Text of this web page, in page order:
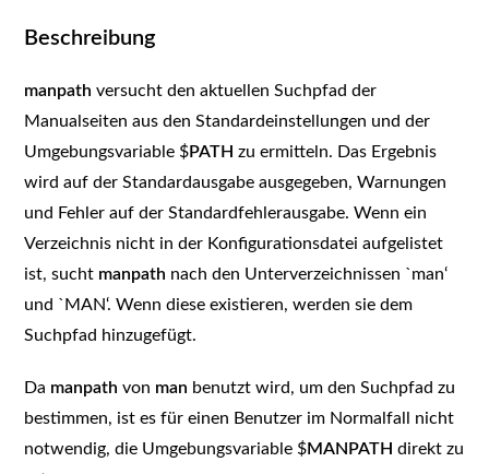
Beschreibung
manpathversucht den aktuellen Suchpfad der
Manualseiten aus den Standardeinstellungen und der
Umgebungsvariable $PATH zu ermitteln. Das Ergebnis
wird auf der Standardausgabe ausgegeben, Warnungen
und Fehler auf der Standardfehlerausgabe. Wenn ein
Verzeichnis nicht in der Konfigurationsdatei aufgelistet
ist, sucht manpath nach den Unterverzeichnissen `man‘
und `MAN‘. Wenn diese existieren, werden sie dem
Suchpfad hinzugefügt.
Da manpathvon man benutzt wird, um den Suchpfad zu
bestimmen, ist es für einen Benutzer im Normalfall nicht
notwendig, die Umgebungsvariable $MANPATH direkt zu